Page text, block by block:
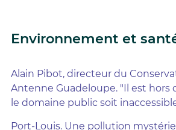
Environnement et
Alain Pibot, directeur du
Antenne Guadeloupe. "Il est hors
le domaine public soit
Port-Louis. Une pollution